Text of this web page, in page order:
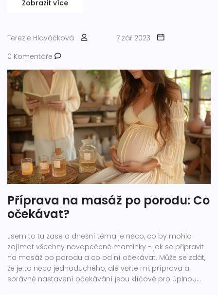
Zobrazit více
Terezie Hlaváčková
7 zář 2023
0 Komentáře
Příprava na masáž po porodu: Co
očekávat?
Jsem to tu zase a dnešní téma je něco, co by mohlo
zajímat všechny novopečené maminky - jak se připravit
na masáž po porodu a co od ní očekávat. Může se zdát,
že je to něco jednoduchého, ale věřte mi, příprava a
správné nastavení očekávání jsou klíčové pro úplnou